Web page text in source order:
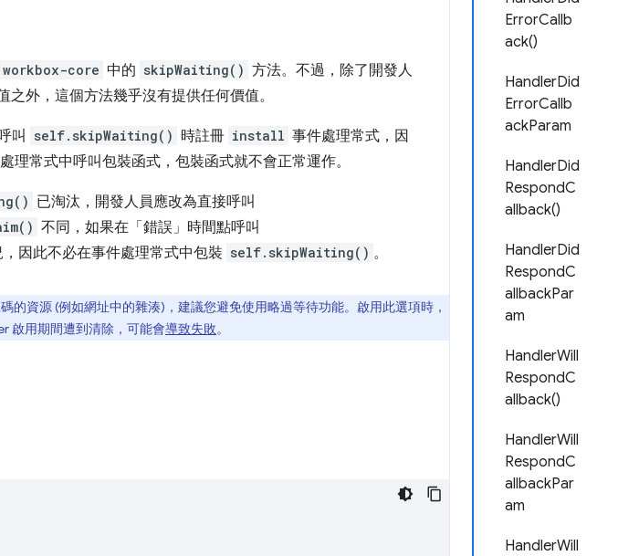
ErrorCallb
ack()
HandlerDid
ErrorCallb
ackParam
HandlerDid
RespondC
allback()
HandlerDid
RespondC
allbackPar
am
HandlerWill
RespondC
allback()
HandlerWill
RespondC
allbackPar
am
HandlerWill
workbox-core 中的 skipWaiting() 方法。不過，除了開發人
之外，這個方法幾乎沒有提供任何價值。
叫 self.skipWaiting() 時註冊 install 事件處理常式，因
理常式中呼叫包裝函式，包裝函式就不會正常運作。
已淘汰，開發人員應改為直接呼叫
不同，如果在「錯誤」時間點呼叫
，因此不必在事件處理常式中包裝 self.skipWaiting() 。
的資源 (例如網址中的雜湊)，建議您避免使用略過等待功能。啟用此選項時，
啟用期間遭到清除，可能會導致失敗。